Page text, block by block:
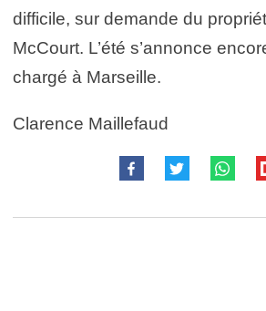
difficile, sur demande du
McCourt. L’été s’annonce
chargé à Marseille.
Clarence Maillefaud